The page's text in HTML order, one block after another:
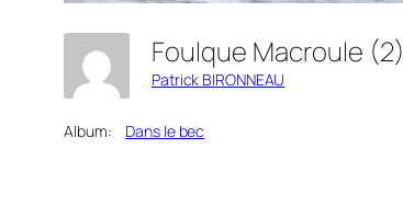
Foulque Macroule (2)
Patrick BIRONNEAU
Album: Dans le bec